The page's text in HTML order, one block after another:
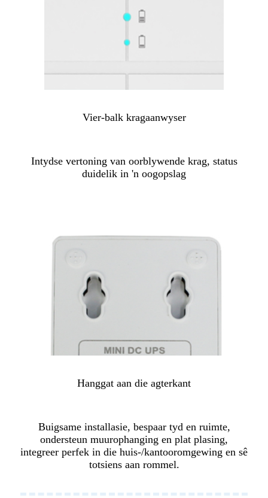
Vier-balk kragaanwyser
Intydse vertoning van oorblywende krag, status
duidelik in 'n oogopslag
Hanggat aan die agterkant
Buigsame installasie, bespaar tyd en ruimte,
ondersteun muurophanging en plat plasing,
integreer perfek in die huis-/kantooromgewing en sê
totsiens aan rommel.